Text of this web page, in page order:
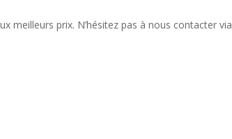
meilleurs prix. N’hésitez pas à nous contacter via